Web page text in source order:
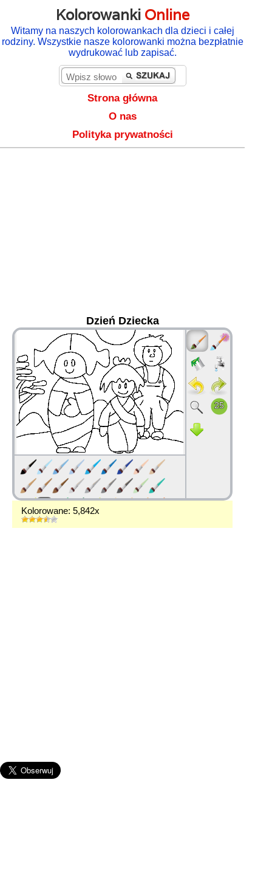
Kolorowanki Online
Witamy na naszych kolorowankach dla dzieci i całej
rodziny. Wszystkie nasze kolorowanki można bezpłatnie
wydrukować lub zapisać.
Strona główna
O nas
Polityka prywatności
Dzień Dziecka
Kolorowane: 5,842x